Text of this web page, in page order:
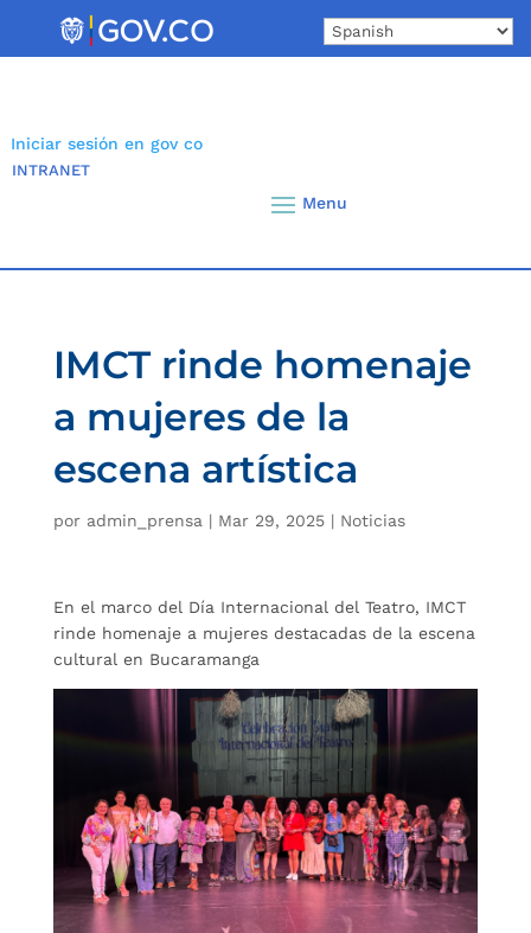
Iniciar sesión en gov co
INTRANET
IMCT rinde homenaje
a mujeres de la
escena artística
por admin_prensa | Mar 29, 2025| Noticias
En el marco del Día Internacional del Teatro, IMCT
rinde homenaje a mujeres destacadas de la escena
cultural en Bucaramanga